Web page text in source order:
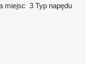
miejsc 3 Typ napędu